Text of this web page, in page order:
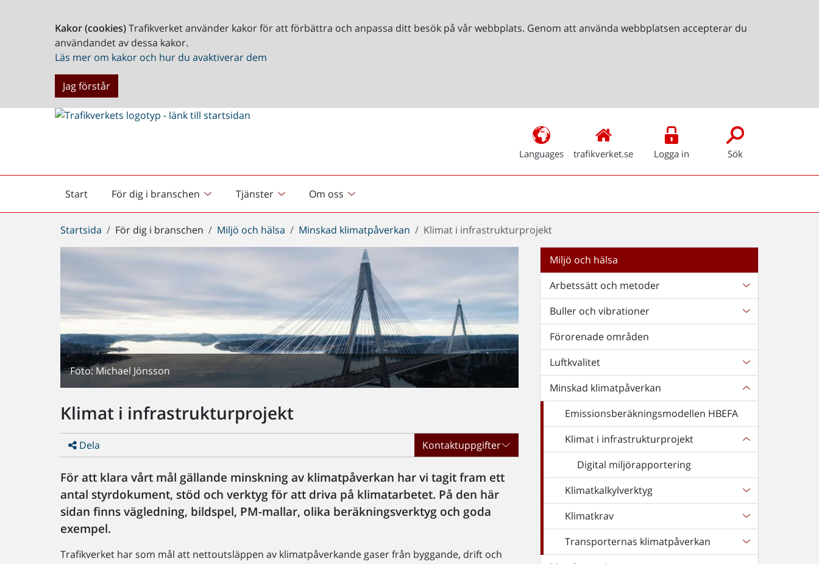
Kakor (cookies)Trafikverket använder kakor för att förbättra och anpassa ditt besök på vår webbplats. Genom att använda webbplatsen accepterar du
användandet av dessa kakor.
Läs mer om kakor och hur du avaktiverar dem
Jag förstår
Languages trafikverket.se Logga in Sök
Start
Startsida För dig i branschen Tjänster Om oss
Du
är
Startsida För dig i branschen Miljö och hälsa Minskad klimatpåverkan Klimat i infrastrukturprojekt
Foto: Michael Jönsson
Klimat i infrastrukturprojekt
Dela Kontaktuppgifter
För att klara vårt mål gällande minskning av klimatpåverkan har vi tagit fram ett
antal styrdokument, stöd och verktyg för att driva på klimatarbetet. På den här
sidan finns vägledning, bildspel, PM-mallar, olika beräkningsverktyg och goda
exempel.
Trafikverket har som mål att nettoutsläppen av klimatpåverkande gaser från byggande, drift och
Miljö och hälsa
Arbetssätt och metoder
Buller och vibrationer
Förorenade områden
Luftkvalitet
Minskad klimatpåverkan
Emissionsberäkningsmodellen HBEFA
Klimat i infrastrukturprojekt
Digital miljörapportering
Klimatkalkylverktyg
Klimatkrav
Transporternas klimatpåverkan